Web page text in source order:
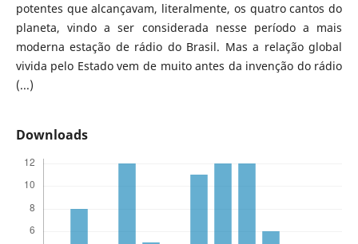
potentes que alcançavam, literalmente, os quatro cantos do
planeta, vindo a ser considerada nesse período a mais
moderna estação de rádio do Brasil. Mas a relação global
vivida pelo Estado vem de muito antes da invenção do rádio
(...)
Downloads